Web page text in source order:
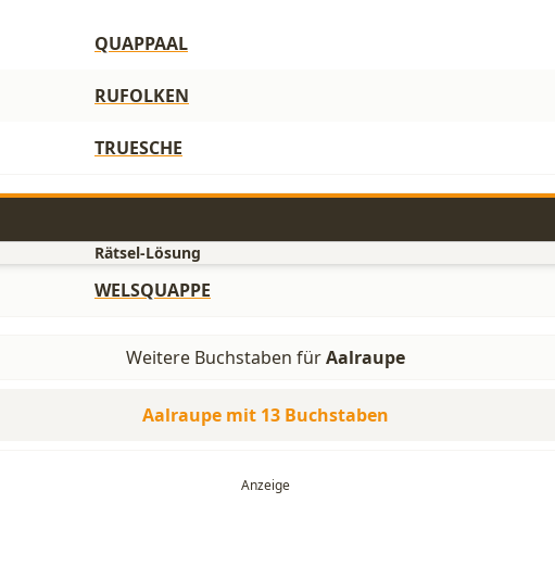
QUAPPAAL
RUFOLKEN
TRUESCHE
Rätsel-Lösung
WELSQUAPPE
Weitere Buchstaben fürAalraupe
Aalraupe mit 13 Buchstaben